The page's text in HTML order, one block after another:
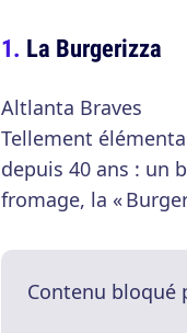
La Burgerizza
Altlanta Braves
Tellement
depuis 40 ans : un
fromage, la «
Contenu bloqué